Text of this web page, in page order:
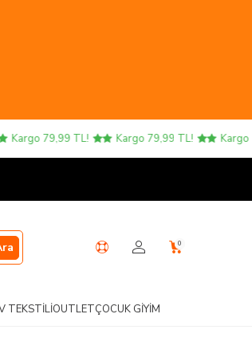
79,99 TL! Kargo 79,99 TL! Kargo
0
TEKSTILIOUTLETÇOCUK GIYIM